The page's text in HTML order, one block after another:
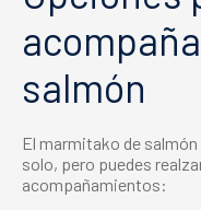
salmón
El marmitako de salmón
solo, pero puedes
acompañamientos: